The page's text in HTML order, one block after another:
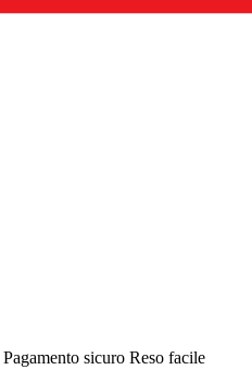
Pagamento sicuro Reso facile